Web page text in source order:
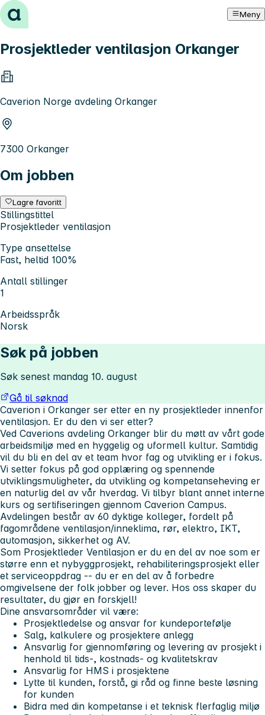
Hopp til innhold Meny
Prosjektleder ventilasjon Orkanger
Caverion Norge avdeling Orkanger
7300 Orkanger
Om jobben
Lagre favoritt
Stillingstittel
Prosjektleder ventilasjon
Type ansettelse
Fast, heltid 100%
Antall stillinger
1
Arbeidsspråk
Norsk
Søk på jobben
Søk senest mandag 10. august
Gå til søknad
Caverion i Orkanger ser etter en ny prosjektleder innenfor
ventilasjon. Er du den vi ser etter?
Ved Caverions avdeling Orkanger blir du møtt av vårt gode
arbeidsmiljø med en hyggelig og uformell kultur. Samtidig
vil du bli en del av et team hvor fag og utvikling er i fokus.
Vi setter fokus på god opplæring og spennende
utviklingsmuligheter, da utvikling og kompetanseheving er
en naturlig del av vår hverdag. Vi tilbyr blant annet interne
kurs og sertifiseringen gjennom Caverion Campus.
Avdelingen består av 60 dyktige kolleger, fordelt på
fagområdene ventilasjon/inneklima, rør, elektro, IKT,
automasjon, sikkerhet og AV.
Som Prosjektleder Ventilasjon er du en del av noe som er
større enn et nybyggprosjekt, rehabiliteringsprosjekt eller
et serviceoppdrag -- du er en del av å forbedre
omgivelsene der folk jobber og lever. Hos oss skaper du
resultater, du gjør en forskjell!
Dine ansvarsområder vil være:
Prosjektledelse og ansvar for kundeportefølje
Salg, kalkulere og prosjektere anlegg
Ansvarlig for gjennomføring og levering av prosjekt i
henhold til tids-, kostnads- og kvalitetskrav
Ansvarlig for HMS i prosjektene
Lytte til kunden, forstå, gi råd og finne beste løsning
for kunden
Bidra med din kompetanse i et teknisk flerfaglig miljø